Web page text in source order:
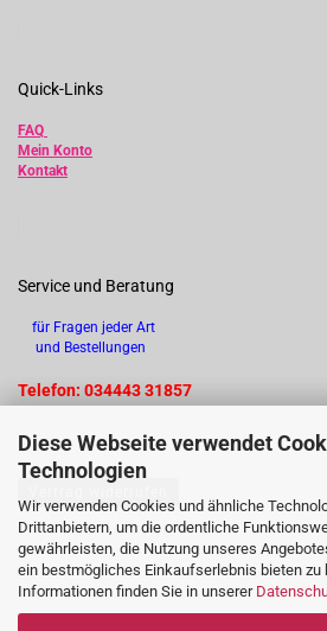
Diese Webseite verwendet
Technologien
Wir verwenden Cookies und ähnliche
Drittanbietern, um die ordentliche
gewährleisten, die Nutzung unseres
ein bestmögliches Einkaufserlebnis bieten zu
Informationen finden Sie in unserer
Quick-Links
FAQ
Mein Konto
Kontakt
Service und Beratung
für Fragen jeder Art
und Bestellungen
Telefon: 034443 31857